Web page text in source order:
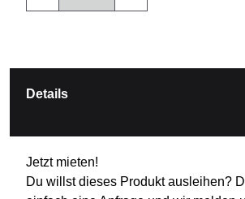
Details
Jetzt mieten!
Du willst dieses Produkt ausleihen?